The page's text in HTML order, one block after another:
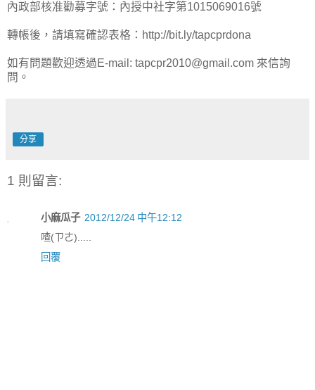
內政部核准勸募字號：內授中社字第1015069016號
轉帳後，請填寫確認表格：http://bit.ly/tapcprdona
如有問題歡迎透過E-mail: tapcpr2010@gmail.com 來信詢
問。
分享
1 則留言:
小麻瓜子 2012/12/24 中午12:12
喳(ㄗㄜ).....
回覆